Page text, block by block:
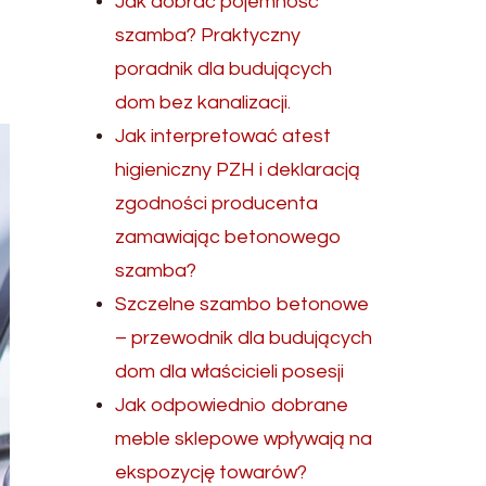
szamba? Praktyczny
poradnik dla budujących
dom bez kanalizacji.
Jak interpretować atest
higieniczny PZH i deklaracją
zgodności producenta
zamawiając betonowego
szamba?
Szczelne szambo betonowe
– przewodnik dla budujących
dom dla właścicieli posesji
Jak odpowiednio dobrane
meble sklepowe wpływają na
ekspozycję towarów?